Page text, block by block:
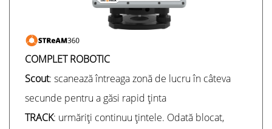
COMPLET ROBOTIC
Scout: scanează întreaga zonă de lucru în câteva
secunde pentru a găsi rapid ținta
TRACK: urmăriți continuu țintele. Odată blocat,